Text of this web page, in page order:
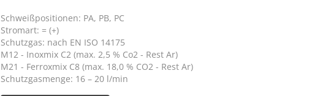
Schweißpositionen: PA, PB, PC
Stromart: = (+)
Schutzgas: nach EN ISO 14175
M12 - Inoxmix C2 (max. 2,5 % Co2 - Rest Ar)
M21 - Ferroxmix C8 (max. 18,0 % CO2 - Rest Ar)
Schutzgasmenge: 16 – 20 l/min